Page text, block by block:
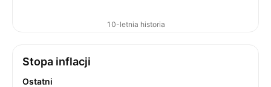
10-letnia historia
Stopa inflacji
Ostatni